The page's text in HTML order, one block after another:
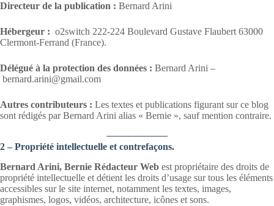
Directeur de la publication : Bernard Arini
Hébergeur : o2switch 222-224 Boulevard Gustave Flaubert 63000
Clermont-Ferrand (France).
Délégué à la protection des données : Bernard Arini –
bernard.arini@gmail.com
Autres contributeurs : Les textes et publications figurant sur ce blog
sont rédigés par Bernard Arini alias « Bernie », sauf mention contraire.
2 – Propriété intellectuelle et contrefaçons.
Bernard Arini, Bernie Rédacteur Web est propriétaire des droits de
propriété intellectuelle et détient les droits d’usage sur tous les éléments
accessibles sur le site internet, notamment les textes, images,
graphismes, logos, vidéos, architecture, icônes et sons.